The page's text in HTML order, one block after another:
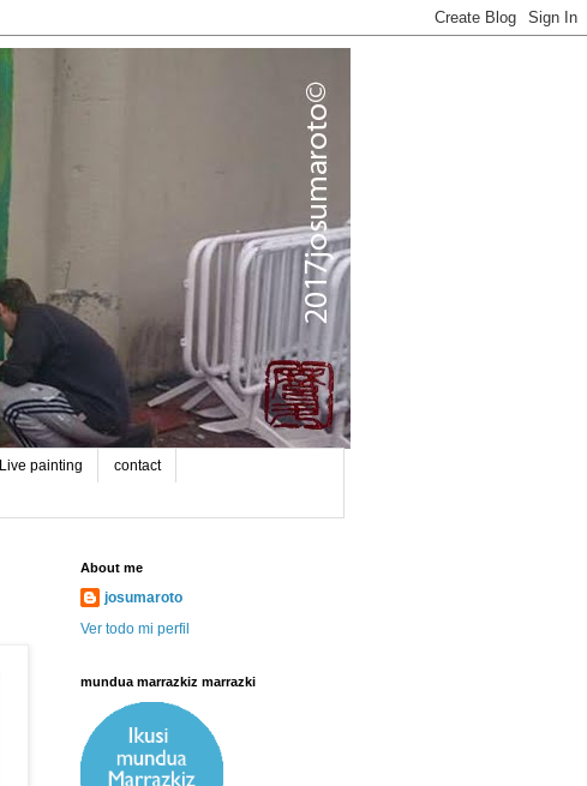
Live painting contact
About me
josumaroto
Ver todo mi perfil
mundua marrazkiz marrazki